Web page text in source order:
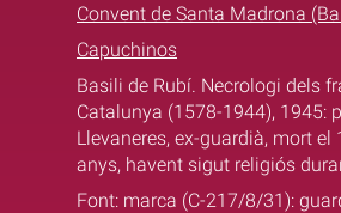
Convent de Santa Madrona
Capuchinos
Basili de Rubí. Necrologi dels
Catalunya (1578-1944), 1945:
Llevaneres, ex-guardià, mort
anys, havent sigut religiós
Font: marca (C-217/8/31):